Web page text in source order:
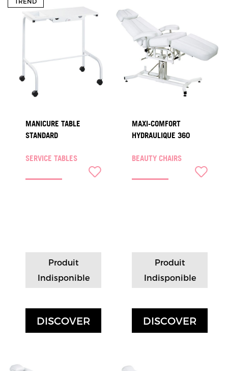
MANICURE TABLE
STANDARD
SERVICE TABLES
Produit
Indisponible
DISCOVER
MAXI-COMFORT
HYDRAULIQUE 360
BEAUTY CHAIRS
Produit
Indisponible
DISCOVER